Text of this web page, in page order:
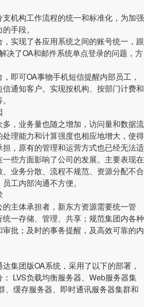
机构工作流程的统一和标准化，为加强
手段。
实现了各应用系统之间的账号统一，跟
决了OA和邮件系统单点登录的问题，方
即可OA事物手机短信提醒内部员工，
通知客户。实现按机构、按部门计费和
，业务量也随之增加，访问量和数据流
理能力和计算强度也相应地增大，使得
，原有的管理和运营方式也已经无法适
些方面影响了公司的发展。主要表现在
业务分散、流程不规范、资源分配不合
工内部沟通不方便。
主体承担者，新东方资源需要统一管
一存储、管理、共享；规范集团内各种
批；及时的事务提醒，及高效可靠的内
集团版OA系统，采用了以下的部署，
LVS负载均衡服务器、Web服务器集
、缓存服务器、即时通讯服务器集群和